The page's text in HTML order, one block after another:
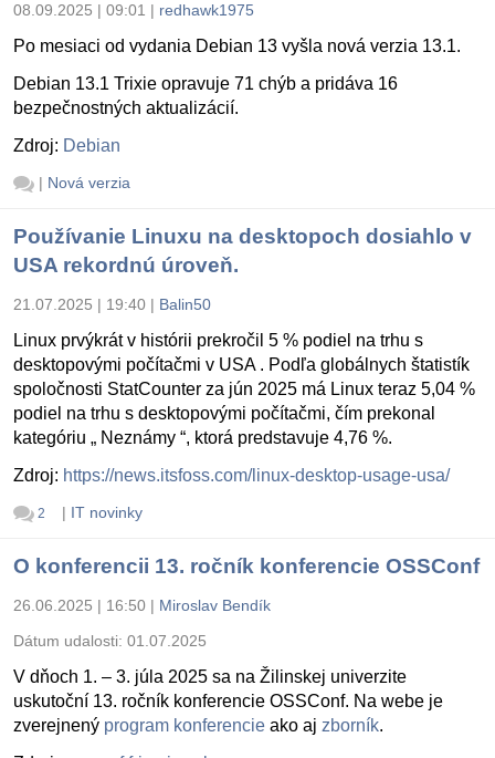
08.09.2025 | 09:01 | redhawk1975
Po mesiaci od vydania Debian 13 vyšla nová verzia 13.1.
Debian 13.1 Trixie opravuje 71 chýb a pridáva 16
bezpečnostných aktualizácií.
Zdroj: Debian
| Nová verzia
Používanie Linuxu na desktopoch dosiahlo v
USA rekordnú úroveň.
21.07.2025 | 19:40 | Balin50
Linux prvýkrát v histórii prekročil 5 % podiel na trhu s
desktopovými počítačmi v USA . Podľa globálnych štatistík
spoločnosti StatCounter za jún 2025 má Linux teraz 5,04 %
podiel na trhu s desktopovými počítačmi, čím prekonal
kategóriu „ Neznámy “, ktorá predstavuje 4,76 %.
Zdroj: https://news.itsfoss.com/linux-desktop-usage-usa/
2 | IT novinky
O konferencii 13. ročník konferencie OSSConf
26.06.2025 | 16:50 | Miroslav Bendík
Dátum udalosti: 01.07.2025
V dňoch 1. – 3. júla 2025 sa na Žilinskej univerzite
uskutoční 13. ročník konferencie OSSConf. Na webe je
zverejnený program konferencie ako aj zborník.